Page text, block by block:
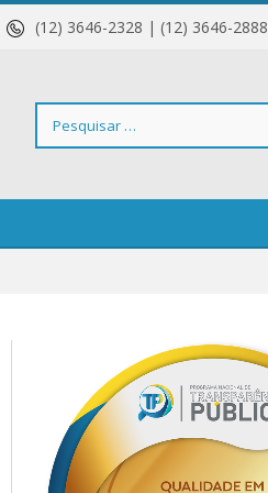
(12) 3646-2328 | (12) 3646-2888
Pesquisar